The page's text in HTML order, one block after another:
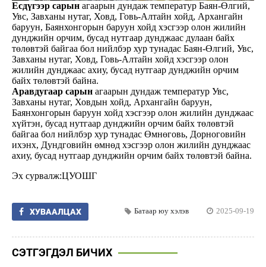
Есдүгээр сарын агаарын дундаж температур Баян-Өлгий,
Увс, Завханы нутаг, Ховд, Говь-Алтайн хойд, Архангайн
баруун, Баянхонгорын баруун хойд хэсгээр олон жилийн
дунджийн орчим, бусад нутгаар дунджаас дулаан байх
төлөвтэй байгаа бол нийлбэр хур тунадас Баян-Өлгий, Увс,
Завханы нутаг, Ховд, Говь-Алтайн хойд хэсгээр олон
жилийн дунджаас ахиу, бусад нутгаар дунджийн орчим
байх төлөвтэй байна.
Аравдугаар сарын агаарын дундаж температур Увс,
Завханы нутаг, Ховдын хойд, Архангайн баруун,
Баянхонгорын баруун хойд хэсгээр олон жилийн дунджаас
хүйтэн, бусад нутгаар дунджийн орчим байх төлөвтэй
байгаа бол нийлбэр хур тунадас Өмнөговь, Дорноговийн
ихэнх, Дундговийн өмнөд хэсгээр олон жилийн дунджаас
ахиу, бусад нутгаар дунджийн орчим байх төлөвтэй байна.
Эх сурвалж:ЦУОШГ
ХУВААЛЦАХ Батаар юу хэлэв 2025-09-19
СЭТГЭГДЭЛ БИЧИХ